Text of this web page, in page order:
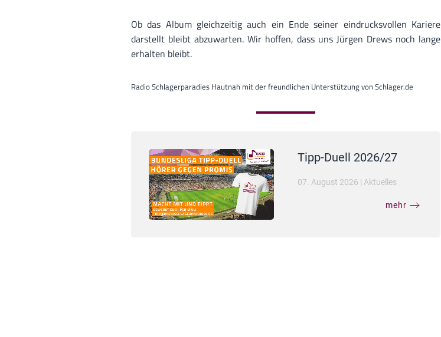
Ob das Album gleichzeitig auch ein Ende seiner eindrucksvollen Kariere
darstellt bleibt abzuwarten. Wir hoffen, dass uns Jürgen Drews noch lange
erhalten bleibt.
Radio Schlagerparadies Hautnah mit der freundlichen Unterstützung von Schlager.de
Tipp-Duell 2026/27
07. August 2026 | Aktuelles
mehr